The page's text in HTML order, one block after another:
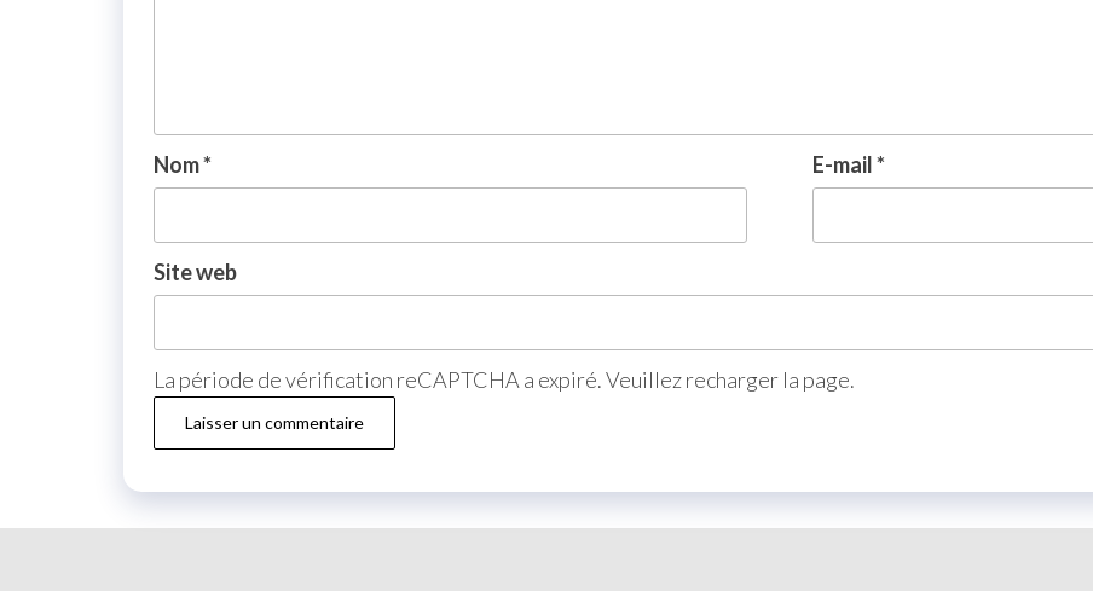
Nom* E-mail*
Site web
La période de vérification reCAPTCHA a expiré. Veuillez recharger la page.